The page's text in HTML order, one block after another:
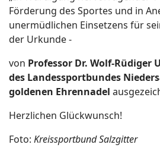
Förderung des Sportes und in
unermüdlichen Einsetzens für
der Urkunde -
von Professor Dr. Wolf-Rüdiger
des Landessportbundes
goldenen Ehrennadel
Herzlichen Glückwunsch!
Foto: Kreissportbund Salzgitter